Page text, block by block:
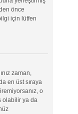
önce
için lütfen
zaman,
en üst sıraya
o
olabilir ya da